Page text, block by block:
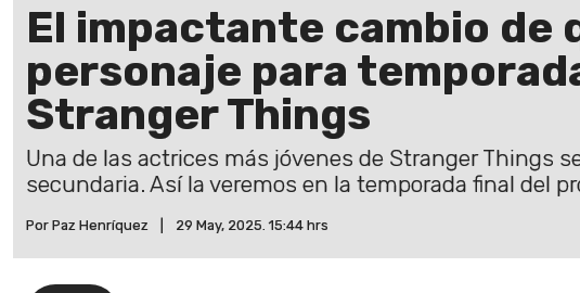
El impactante cambio de
personaje para
Stranger Things
Una de las actrices más jóvenes de Stranger Things
secundaria. Así la veremos en la temporada final del
Por Paz Henríquez 29 May, 2025. 15:44 hrs